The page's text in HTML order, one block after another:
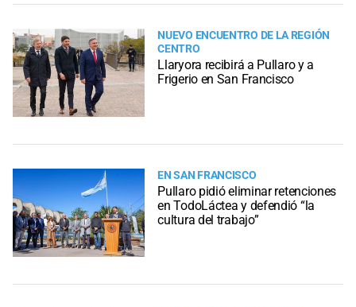
NUEVO ENCUENTRO DE LA REGIÓN
CENTRO
Llaryora recibirá a Pullaro y a
Frigerio en San Francisco
EN SAN FRANCISCO
Pullaro pidió eliminar retenciones
en TodoLáctea y defendió “la
cultura del trabajo”